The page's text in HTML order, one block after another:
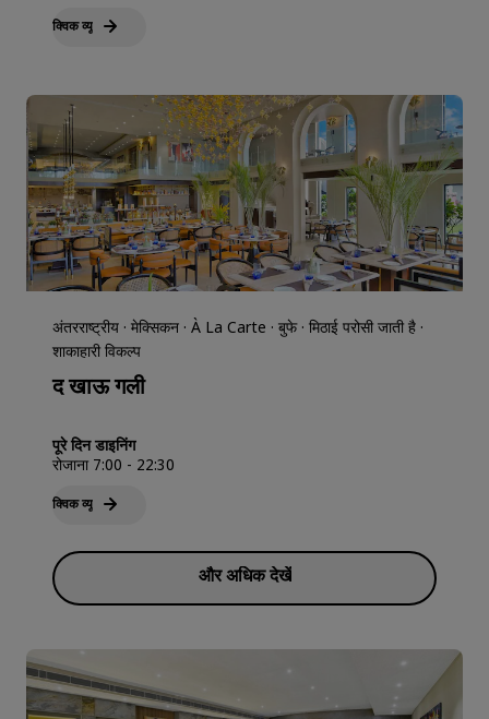
क्विक व्‍यू
अंतरराष्ट्रीय · मेक्सिकन · À La Carte · बुफे · मिठाई परोसी जाती है ·
शाकाहारी विकल्प
द खाऊ गली
पूरे दिन डाइनिंग
रोजाना 7:00 - 22:30
क्विक व्‍यू
और अधिक देखें